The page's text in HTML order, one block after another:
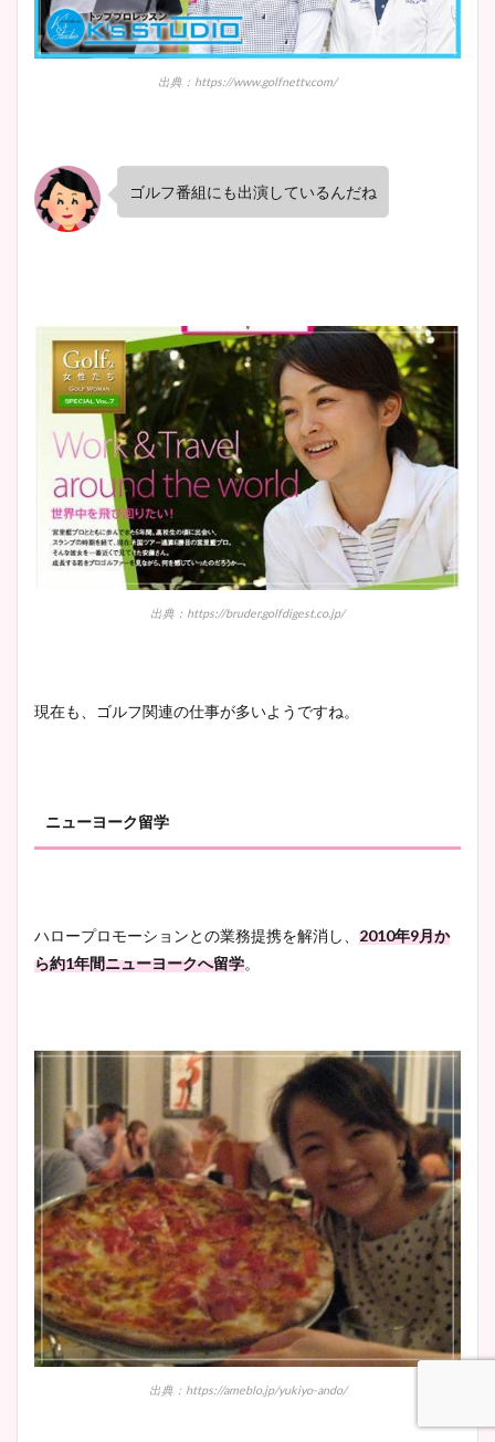
出典：https://www.golfnettv.com/
ゴルフ番組にも出演しているんだね
出典：https://bruder.golfdigest.co.jp/
現在も、ゴルフ関連の仕事が多いようですね。
ニューヨーク留学
ハロープロモーションとの業務提携を解消し、 2010年9月か
ら約1年間ニューヨークへ留学。
出典：https://ameblo.jp/yukiyo-ando/